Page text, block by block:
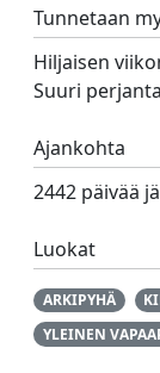
Tunnetaan
Hiljaisen
Suuri
Ajankohta
2442 päivää
Luokat
ARKIPYHÄ
YLEINEN